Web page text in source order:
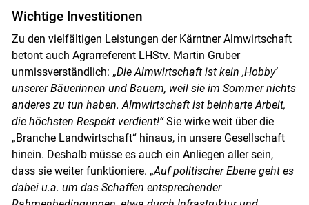
Wichtige Investitionen
Zu den vielfältigen Leistungen der Kärntner Almwirtschaft
betont auch Agrarreferent LHStv. Martin Gruber
unmissverständlich: „Die Almwirtschaft ist kein ‚Hobby‘
unserer Bäuerinnen und Bauern, weil sie im Sommer nichts
anderes zu tun haben. Almwirtschaft ist beinharte Arbeit,
die höchsten Respekt verdient!“Sie wirke weit über die
„Branche Landwirtschaft“ hinaus, in unsere Gesellschaft
hinein. Deshalb müsse es auch ein Anliegen aller sein,
dass sie weiter funktioniere. „Auf politischer Ebene geht es
dabei u.a. um das Schaffen entsprechender